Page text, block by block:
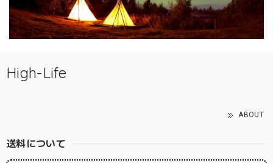
High-Life
ABOUT
送料について